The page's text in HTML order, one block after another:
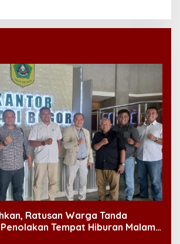
Ratusan Warga Tanda
Tempat Hiburan Malam